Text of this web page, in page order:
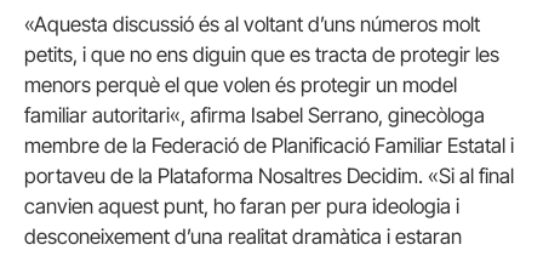
«Aquesta discussió és al voltant d’uns números molt
petits, i que no ens diguin que es tracta de protegir les
menors perquè el que volen és protegir un model
familiar autoritari«, afirma Isabel Serrano, ginecòloga
membre de la Federació de Planificació Familiar Estatal i
portaveu de la Plataforma Nosaltres Decidim. «Si al final
canvien aquest punt, ho faran per pura ideologia i
desconeixement d’una realitat dramàtica i estaran